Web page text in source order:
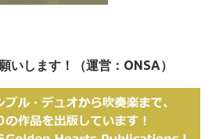
いします！（運営：ONSA）